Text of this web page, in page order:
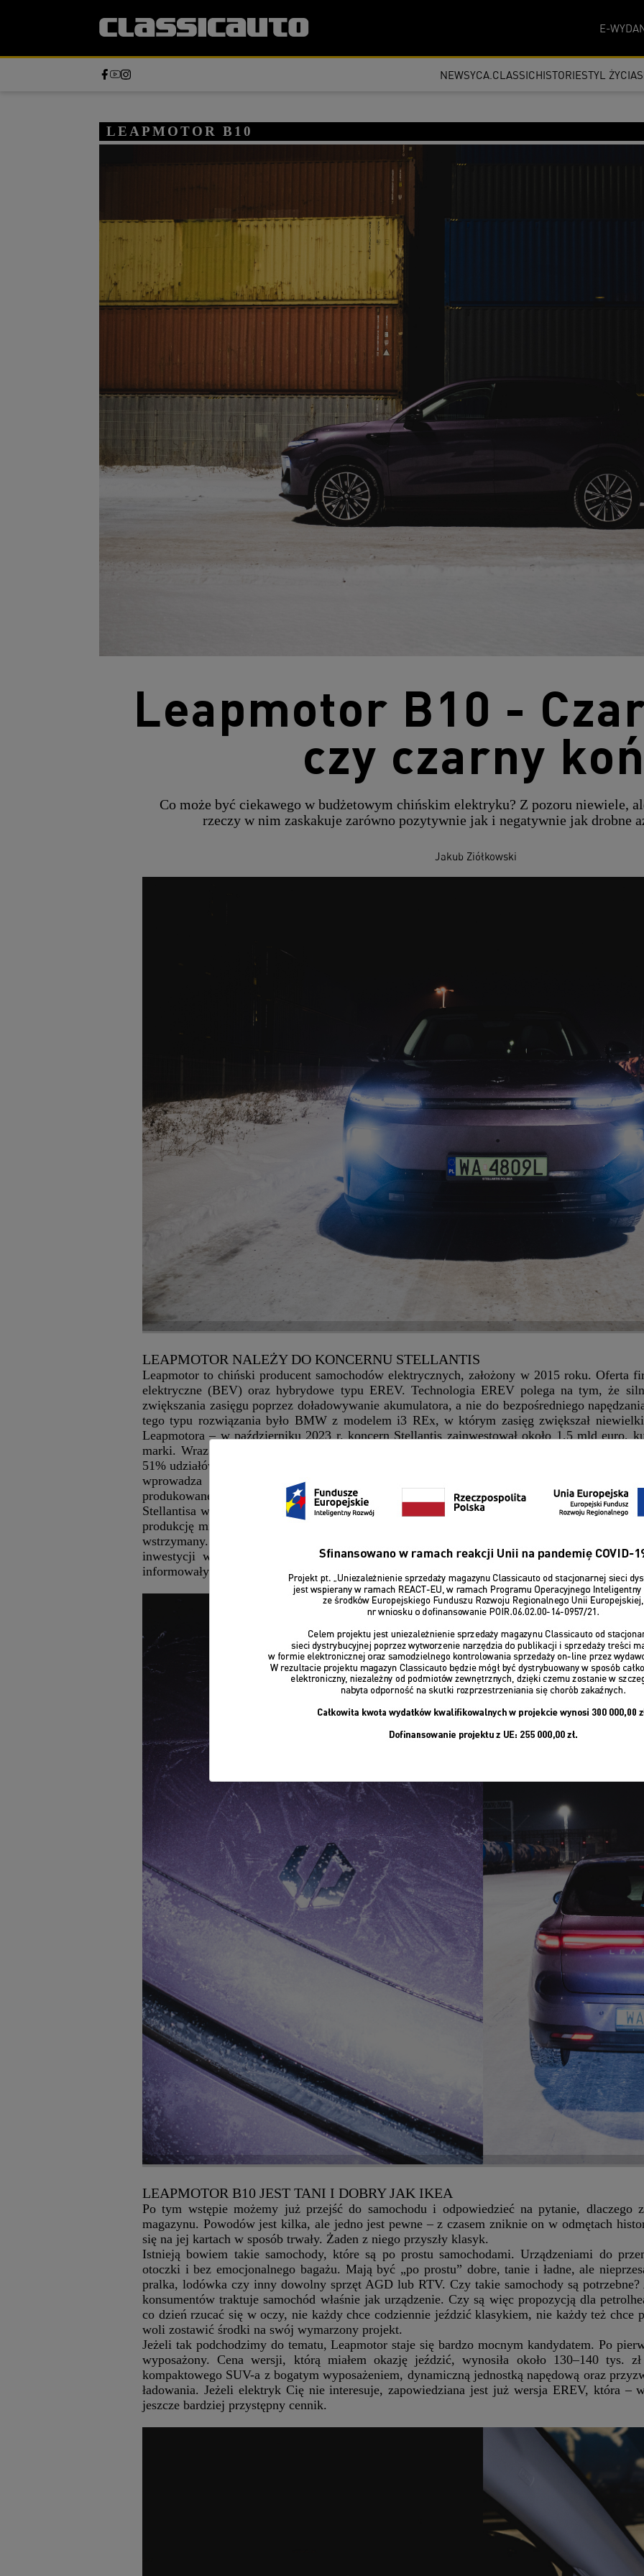
E-
NEWSYCA.CLASSICHISTORIESTYL ŻYCIA
LEAPMOTOR B10
Leapmotor B10 -
czy czarny
Co może być ciekawego w budżetowym chińskim elektryku? Z pozoru niewiele,
rzeczy w nim zaskakuje zarówno pozytywnie jak i negatywnie jak drobne
Jakub Ziółkowski
LEAPMOTOR NALEŻY DO KONCERNU STELLANTIS
Leapmotor to chiński producent samochodów elektrycznych, założony w 2015 roku. Oferta
elektryczne (BEV) oraz hybrydowe typu EREV. Technologia EREV polega na tym, że
zwiększania zasięgu poprzez doładowywanie akumulatora, a nie do bezpośredniego
tego typu rozwiązania było BMW z modelem i3 REx, w którym zasięg zwiększał
Leapmotora – w październiku 2023 r. koncern Stellantis zainwestował około 1,5 mld euro,
marki. Wraz z inwestycją powstała spółka Leapmotor International B.V. z siedzibą w
51% udziałów, a Leapmotor 49%. Sama transakcja była dość kontrowersyjna, ponieważ część
wprowadza chińską konkurencję na europejski rynek „bocznymi drzwiami”. Na razie
produkowane w Chinach, jednak w tym roku rozpocznie się produkcja samochodów
Stellantisa w Figueruelas w Hiszpanii. Na początku będzie to model B10, a następnie
produkcję miała również dobrze oceniana fabryka w Tychach, w której rozpoczęto nawet
wstrzymany. Decyzja ta zapadła po tym, jak chiński rząd prywatnie wezwał producentów
inwestycji w krajach europejskich, które poparły dodatkowe cła Unii Europejskiej na
informowały źródła Reutersa w listopadzie. Polska była jednym z tych krajów.
LEAPMOTOR B10 JEST TANI I DOBRY JAK IKEA
Po tym wstępie możemy już przejść do samochodu i odpowiedzieć na pytanie, dlaczego
magazynu. Powodów jest kilka, ale jedno jest pewne – z czasem zniknie on w odmętach
się na jej kartach w sposób trwały. Żaden z niego przyszły klasyk.
Istnieją bowiem takie samochody, które są po prostu samochodami. Urządzeniami do
otoczki i bez emocjonalnego bagażu. Mają być „po prostu” dobre, tanie i ładne, ale
pralka, lodówka czy inny dowolny sprzęt AGD lub RTV. Czy takie samochody są
konsumentów traktuje samochód właśnie jak urządzenie. Czy są więc propozycją dla
co dzień rzucać się w oczy, nie każdy chce codziennie jeździć klasykiem, nie każdy też chce
woli zostawić środki na swój wymarzony projekt.
Jeżeli tak podchodzimy do tematu, Leapmotor staje się bardzo mocnym kandydatem. Po
wyposażony. Cena wersji, którą miałem okazję jeździć, wynosiła około 130–140 tys.
kompaktowego SUV-a z bogatym wyposażeniem, dynamiczną jednostką napędową oraz
ładowania. Jeżeli elektryk Cię nie interesuje, zapowiedziana jest już wersja EREV, która –
jeszcze bardziej przystępny cennik.